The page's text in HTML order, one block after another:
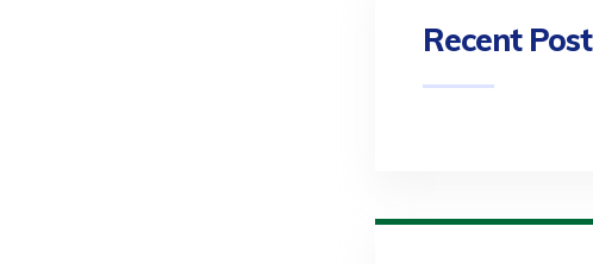
Recent Post